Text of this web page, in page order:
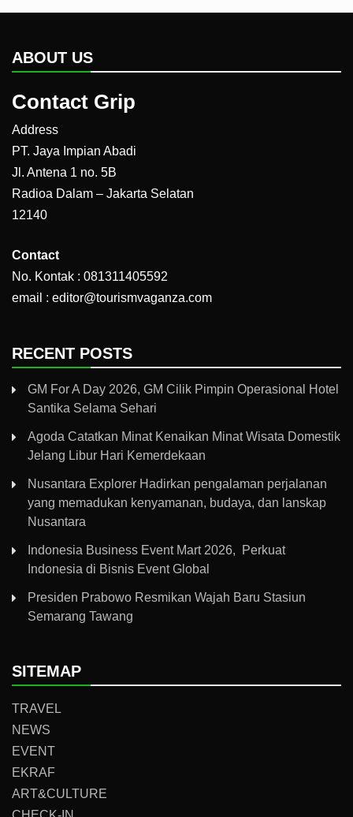
ABOUT US
Contact Grip
Address
PT. Jaya Impian Abadi
Jl. Antena 1 no. 5B
Radioa Dalam – Jakarta Selatan
12140
Contact
No. Kontak : 081311405592
email : editor@tourismvaganza.com
RECENT POSTS
GM For A Day 2026, GM Cilik Pimpin Operasional Hotel
Santika Selama Sehari
Agoda Catatkan Minat Kenaikan Minat Wisata Domestik
Jelang Libur Hari Kemerdekaan
Nusantara Explorer Hadirkan pengalaman perjalanan
yang memadukan kenyamanan, budaya, dan lanskap
Nusantara
Indonesia Business Event Mart 2026, Perkuat
Indonesia di Bisnis Event Global
Presiden Prabowo Resmikan Wajah Baru Stasiun
Semarang Tawang
SITEMAP
TRAVEL
NEWS
EVENT
EKRAF
ART&CULTURE